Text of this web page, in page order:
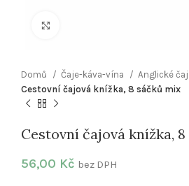
Domů Čaje-káva-vína
Anglické
Cestovní čajová knížka, 8 sáčků mix
Cestovní čajová knížka,
56,00 Kč bez DPH